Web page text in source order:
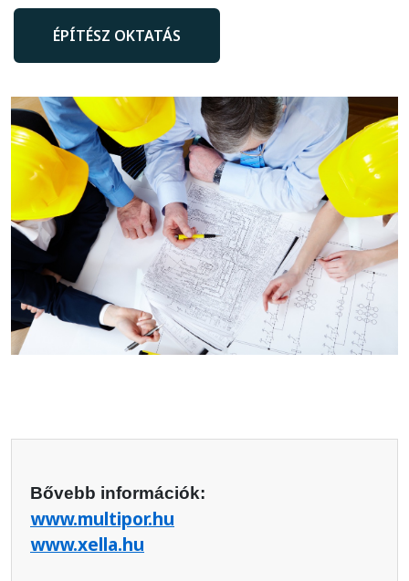
ÉPÍTÉSZ OKTATÁS
Bővebb információk:
www.multipor.hu
www.xella.hu